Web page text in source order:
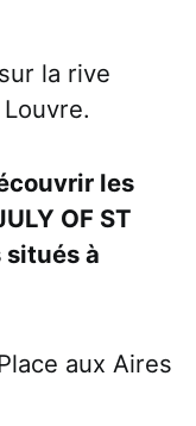
la rive
les
OF ST
situés à
aux Aires